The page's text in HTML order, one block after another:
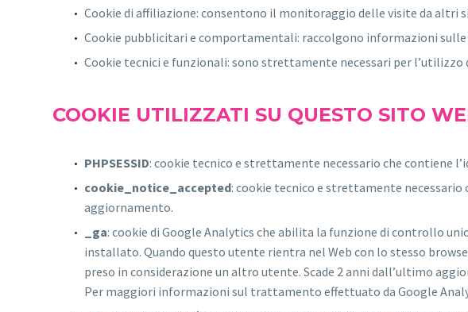
Cookie di affiliazione: consentono il monitoraggio delle visite da altri
Cookie pubblicitari e comportamentali: raccolgono informazioni
Cookie tecnici e funzionali: sono strettamente necessari per
COOKIE UTILIZZATI SU QUESTO SITO
PHPSESSID: cookie tecnico e strettamente necessario che contiene
cookie_notice_accepted: cookie tecnico e strettamente necessario
aggiornamento.
_ga: cookie di Google Analytics che abilita la funzione di controllo
installato. Quando questo utente rientra nel Web con lo stesso
preso in considerazione un altro utente. Scade 2 anni dall’ultimo
Per maggiori informazioni sul trattamento effettuato da Google